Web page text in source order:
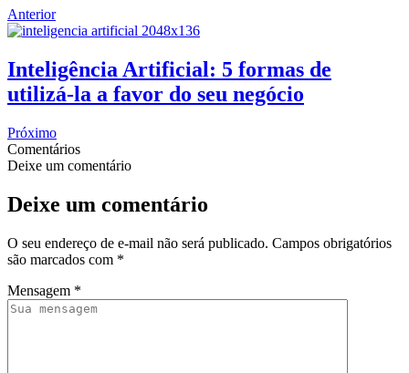
Anterior
Inteligência Artificial: 5 formas de
utilizá-la a favor do seu negócio
Próximo
Comentários
Deixe um comentário
Deixe um comentário
O seu endereço de e-mail não será publicado. Campos obrigatórios
são marcados com *
Mensagem *